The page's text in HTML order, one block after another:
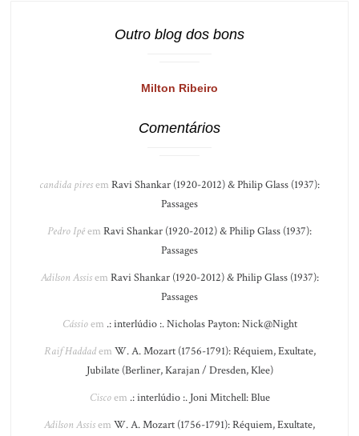
Outro blog dos bons
Milton Ribeiro
Comentários
candida piresem Ravi Shankar (1920-2012) & Philip Glass (1937):
Passages
Pedro Ipêem Ravi Shankar (1920-2012) & Philip Glass (1937):
Passages
Adilson Assisem Ravi Shankar (1920-2012) & Philip Glass (1937):
Passages
Cássioem .: interlúdio :. Nicholas Payton: Nick@Night
Raif Haddadem W. A. Mozart (1756-1791): Réquiem, Exultate,
Jubilate (Berliner, Karajan / Dresden, Klee)
Ciscoem .: interlúdio :. Joni Mitchell: Blue
Adilson Assisem W. A. Mozart (1756-1791): Réquiem, Exultate,